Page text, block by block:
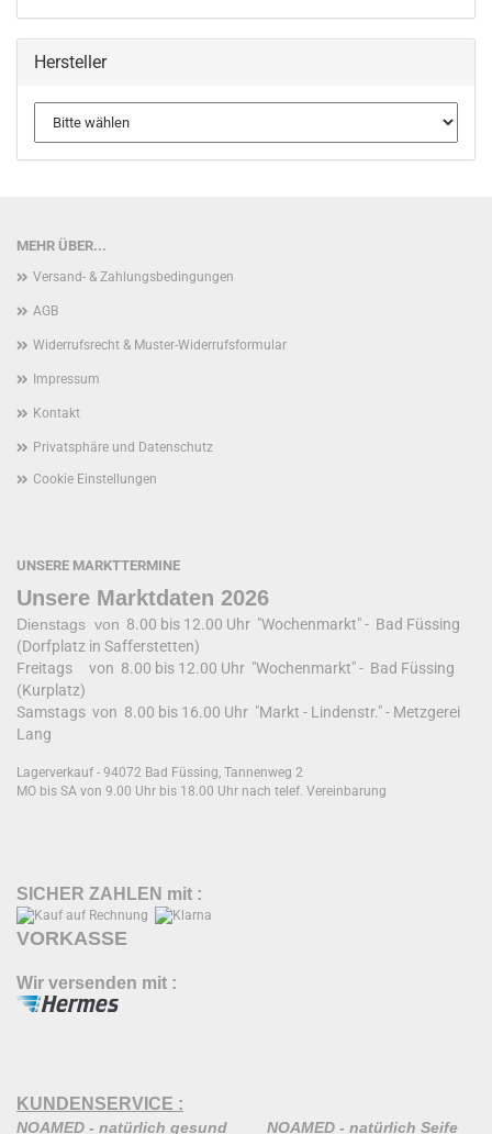
Hersteller
MEHR ÜBER...
Versand- & Zahlungsbedingungen
AGB
Widerrufsrecht & Muster-Widerrufsformular
Impressum
Kontakt
Privatsphäre und Datenschutz
Cookie Einstellungen
UNSERE MARKTTERMINE
Unsere Marktdaten 2026
Dienstags von 8.00 bis 12.00 Uhr "Wochenmarkt" - Bad Füssing
(Dorfplatz in Safferstetten)
Freitags von 8.00 bis 12.00 Uhr "Wochenmarkt" - Bad Füssing
(Kurplatz)
Samstags von 8.00 bis 16.00 Uhr "Markt - Lindenstr." - Metzgerei
Lang
Lagerverkauf - 94072 Bad Füssing, Tannenweg 2
MO bis SA von 9.00 Uhr bis 18.00 Uhr nach telef. Vereinbarung
SICHER ZAHLEN mit :
VORKASSE
Wir versenden mit :
KUNDENSERVICE :
NOAMED - natürlich gesund NOAMED - natürlich Seife